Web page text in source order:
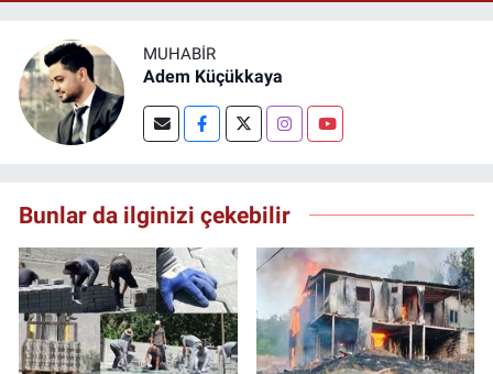
MUHABIR
Adem Küçükkaya
Bunlar da ilginizi çekebilir